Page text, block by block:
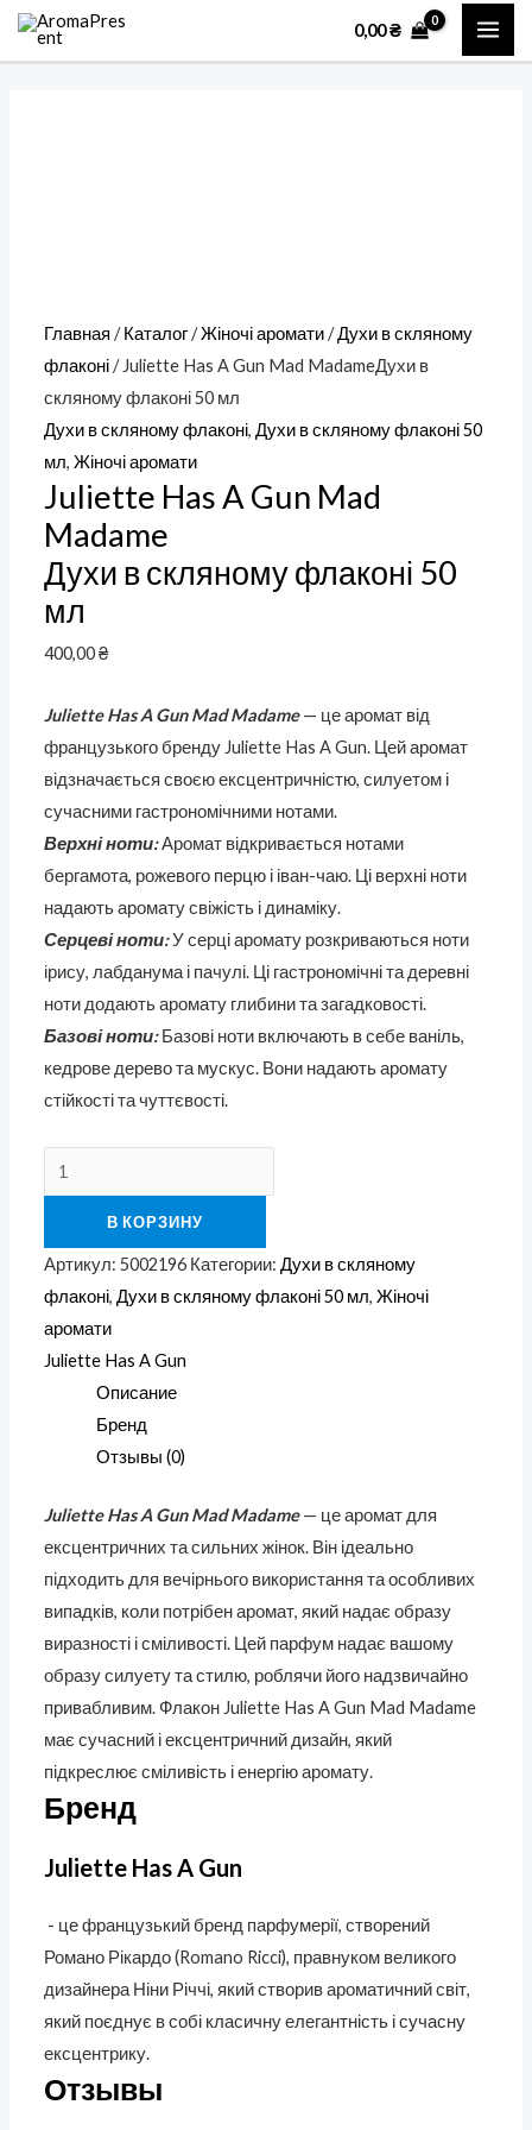
Перейти
0,00₴
Главная /Каталог/Жіночі аромати/Духи в скляному
флаконі/ Juliette Has A Gun Mad MadameДухи в
скляному флаконі 50 мл
Духи в скляному флаконі,Духи в скляному флаконі 50
мл,Жіночі аромати
Juliette Has A Gun Mad
Madame
Духи в скляному флаконі 50
мл
400,00₴
Juliette Has A Gun Mad Madame— це аромат від
французького бренду Juliette Has A Gun. Цей аромат
відзначається своєю ексцентричністю, силуетом і
сучасними гастрономічними нотами.
Верхні ноти:Аромат відкривається нотами
бергамота, рожевого перцю і іван-чаю. Ці верхні ноти
надають аромату свіжість і динаміку.
Серцеві ноти:У серці аромату розкриваються ноти
ірису, лабданума і пачулі. Ці гастрономічні та деревні
ноти додають аромату глибини та загадковості.
Базові ноти:Базові ноти включають в себе ваніль,
кедрове дерево та мускус. Вони надають аромату
стійкості та чуттєвості.
Количество
товара
флаконі
50
мл
В КОРЗИНУ
Артикул:5002196 Категории:Духи в скляному
флаконі,Духи в скляному флаконі 50 мл,Жіночі
аромати
Juliette Has A Gun
Описание
Бренд
Отзывы (0)
Juliette Has A Gun Mad Madame— це аромат для
ексцентричних та сильних жінок. Він ідеально
підходить для вечірнього використання та особливих
випадків, коли потрібен аромат, який надає образу
виразності і сміливості. Цей парфум надає вашому
образу силуету та стилю, роблячи його надзвичайно
привабливим. Флакон Juliette Has A Gun Mad Madame
має сучасний і ексцентричний дизайн, який
підкреслює сміливість і енергію аромату.
Бренд
Juliette Has A Gun
- це французький бренд парфумерії, створений
Романо Рікардо (Romano Ricci), правнуком великого
дизайнера Ніни Річчі, який створив ароматичний світ,
який поєднує в собі класичну елегантність і сучасну
ексцентрику.
Отзывы